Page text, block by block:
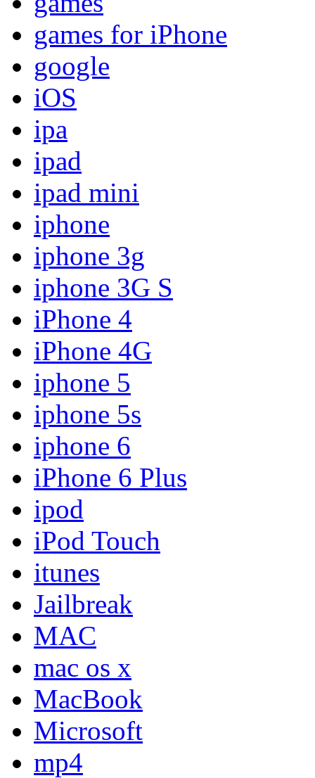
games for iPhone
google
iOS
ipa
ipad
ipad mini
iphone
iphone 3g
iphone 3G S
iPhone 4
iPhone 4G
iphone 5
iphone 5s
iphone 6
iPhone 6 Plus
ipod
iPod Touch
itunes
Jailbreak
MAC
mac os x
MacBook
Microsoft
mp4